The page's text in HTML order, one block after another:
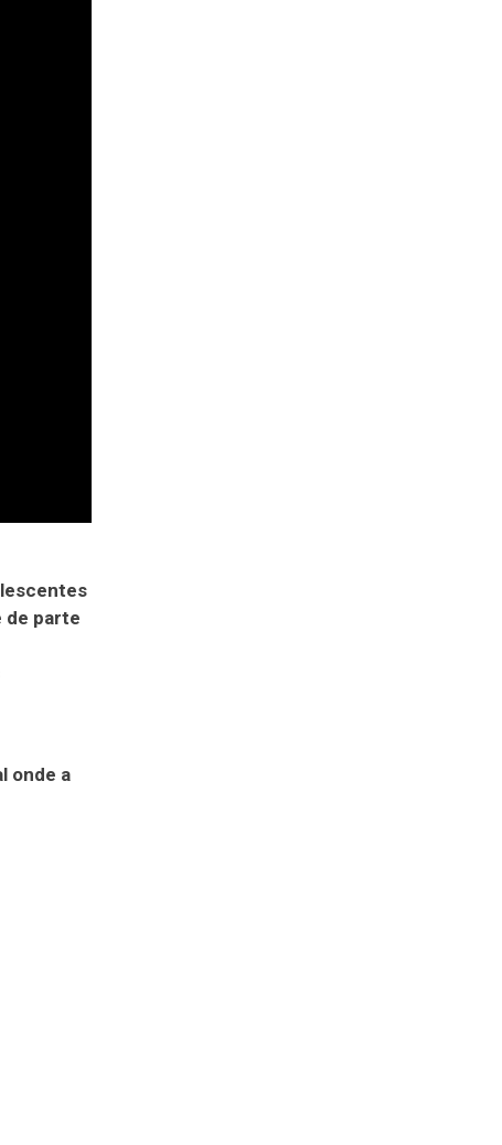
de parte
onde a